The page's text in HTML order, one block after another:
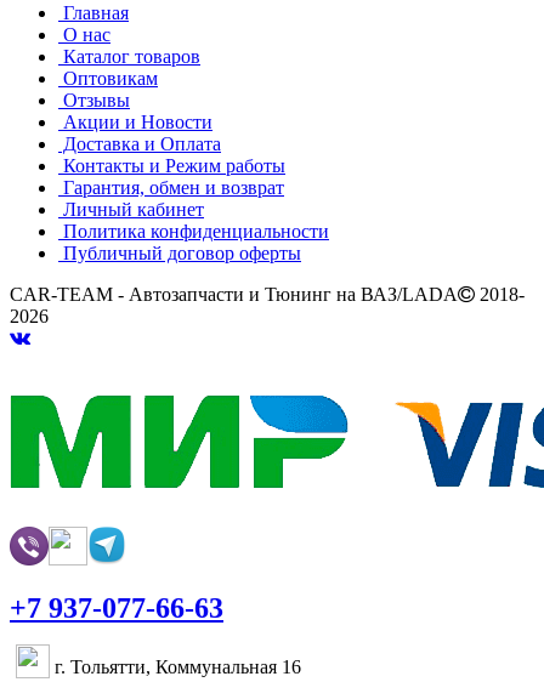
Главная
О нас
Каталог товаров
Оптовикам
Отзывы
Акции и Новости
Доставка и Оплата
Контакты и Режим работы
Гарантия, обмен и возврат
Личный кабинет
Политика конфиденциальности
Публичный договор оферты
CAR-TEAM - Автозапчасти и Тюнинг на ВАЗ/LADA
2018-
2026
+7 937-077-66-63
г. Тольятти, Коммунальная 16